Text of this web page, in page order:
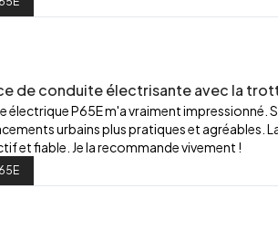
de conduite électrisante avec la
P65E m'a vraiment impressionné.
urbains plus pratiques et agréables.
et fiable. Je la recommande vivement !